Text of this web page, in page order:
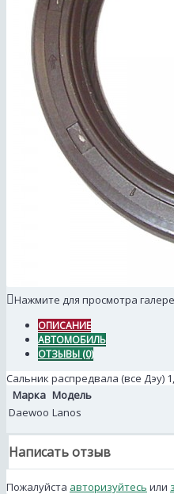
Нажмите для просмотра
ОПИСАНИЕ
АВТОМОБИЛЬ
ОТЗЫВЫ (0)
Сальник распредвала (все Дэу)
Марка Модель
Daewoo Lanos
Написать отзыв
Пожалуйста авторизуйтесь или